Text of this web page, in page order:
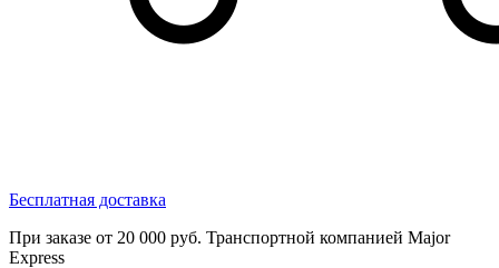
Бесплатная доставка
При заказе от 20 000 руб. Транспортной компанией Major
Express